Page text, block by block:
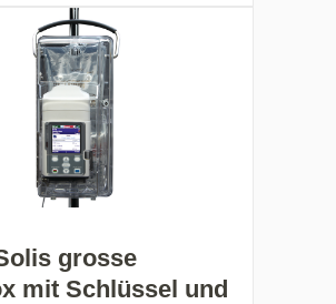
grosse
mit Schlüssel und